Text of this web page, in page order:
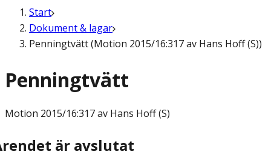
Start
Dokument & lagar
Penningtvätt (Motion 2015/16:317 av Hans Hoff (S))
Penningtvätt
Motion 2015/16:317 av Hans Hoff (S)
är avslutat